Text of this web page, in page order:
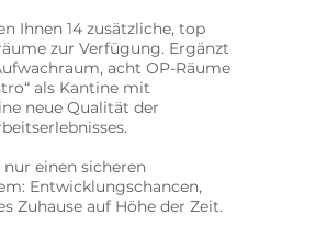
Ihnen 14 zusätzliche, top
zur Verfügung. Ergänzt
acht OP-Räume
als Kantine mit
neue Qualität der
einen sicheren
Entwicklungschancen,
Zuhause auf Höhe der Zeit.​